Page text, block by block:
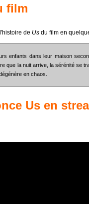
film
de Us du film en
enfants dans leur maison
que la nuit arrive, la sérénité se
en chaos.
Us en